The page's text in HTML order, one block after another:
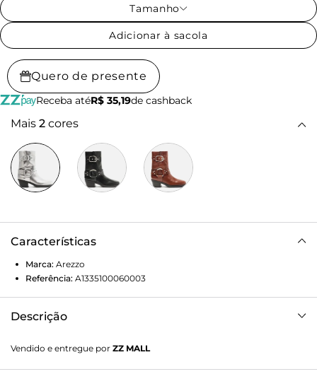
Tamanho
Adicionar à sacola
Quero de presente
Receba atéR$ 35,19de cashback
Mais 2 cores
Características
Marca: Arezzo
Referência: A1335100060003
Descrição
bloco e ponta quadrada. Traz costuras marcadas, tira larga
com fivela metálica na lateral superior do cano e mais uma
Vendido e entregue por ZZ MALL